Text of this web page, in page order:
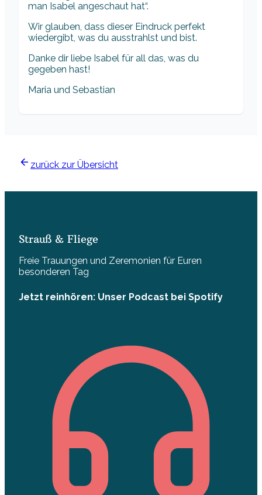
man Isabel angeschaut hat“.
Wir glauben, dass dieser Eindruck perfekt
wiedergibt, was du ausstrahlst und bist.
Danke dir liebe Isabel für all das, was du
gegeben hast!
Maria und Sebastian
zurück zur Übersicht
Strauß & Fliege
Freie Trauungen und Zeremonien für Euren
besonderen Tag
Jetzt reinhören: Unser Podcast bei Spotify